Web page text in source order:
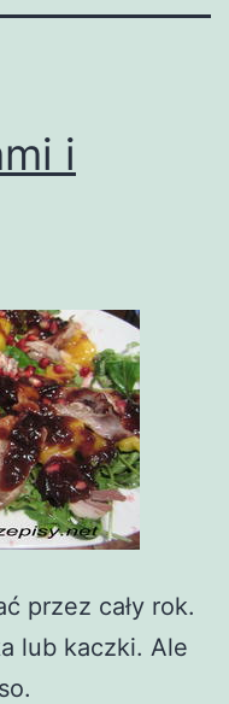
i
przez cały rok.
lub kaczki. Ale